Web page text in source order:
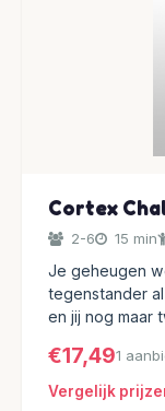
Cortex
2-6 15 min
Je geheugen
tegenstander
en jij nog maar
€17,491
Vergelijk